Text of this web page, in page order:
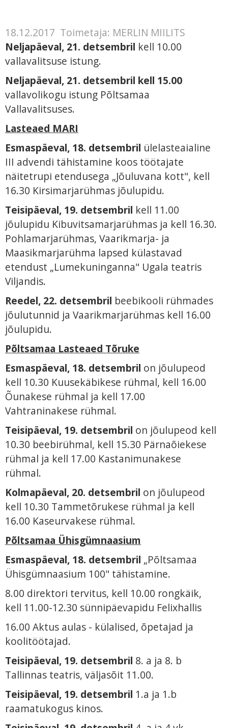
18.12.2017 Toimetaja: MERLIN MIILITS
Neljapäeval, 21. detsembril kell 10.00
vallavalitsuse istung.
Neljapäeval, 21. detsembril kell 15.00
vallavolikogu istung Põltsamaa
Vallavalitsuses.
Lasteaed MARI
Esmaspäeval, 18. detsembril ülelasteaialine
III advendi tähistamine koos töötajate
näitetrupi etendusega „Jõuluvana kott", kell
16.30 Kirsimarjarühmas jõulupidu.
Teisipäeval, 19. detsembril kell 11.00
jõulupidu Kibuvitsamarjarühmas ja kell 16.30.
Pohlamarjarühmas, Vaarikmarja- ja
Maasikmarjarühma lapsed külastavad
etendust „Lumekuninganna" Ugala teatris
Viljandis.
Reedel, 22. detsembril beebikooli rühmades
jõulutunnid ja Vaarikmarjarühmas kell 16.00
jõulupidu.
Põltsamaa Lasteaed Tõruke
Esmaspäeval, 18. detsembril on jõulupeod
kell 10.30 Kuusekäbikese rühmal, kell 16.00
Õunakese rühmal ja kell 17.00
Vahtraninakese rühmal.
Teisipäeval, 19. detsembril on jõulupeod kell
10.30 beebirühmal, kell 15.30 Pärnaõiekese
rühmal ja kell 17.00 Kastanimunakese
rühmal.
Kolmapäeval, 20. detsembril on jõulupeod
kell 10.30 Tammetõrukese rühmal ja kell
16.00 Kaseurvakese rühmal.
Põltsamaa Ühisgümnaasium
Esmaspäeval, 18. detsembril „Põltsamaa
Ühisgümnaasium 100" tähistamine.
8.00 direktori tervitus, kell 10.00 rongkäik,
kell 11.00-12.30 sünnipäevapidu Felixhallis
16.00 Aktus aulas - külalised, õpetajad ja
koolitöötajad.
Teisipäeval, 19. detsembril 8. a ja 8. b
Tallinnas teatris, väljasõit 11.00.
Teisipäeval, 19. detsembril 1.a ja 1.b
raamatukogus kinos.